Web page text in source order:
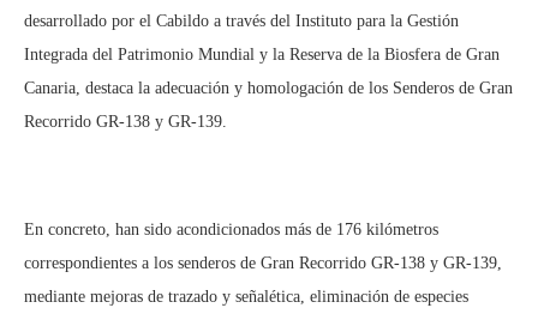
desarrollado por el Cabildo a través del Instituto para la Gestión
Integrada del Patrimonio Mundial y la Reserva de la Biosfera de Gran
Canaria, destaca la adecuación y homologación de los Senderos de Gran
Recorrido GR-138 y GR-139.
En concreto, han sido acondicionados más de 176 kilómetros
correspondientes a los senderos de Gran Recorrido GR-138 y GR-139,
mediante mejoras de trazado y señalética, eliminación de especies